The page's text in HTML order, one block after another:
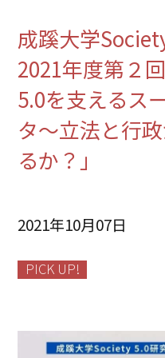
成蹊大学
2021年度第２
5.0を支えるス
タ〜立法と行
るか？」
2021年10月07日
PICK UP!